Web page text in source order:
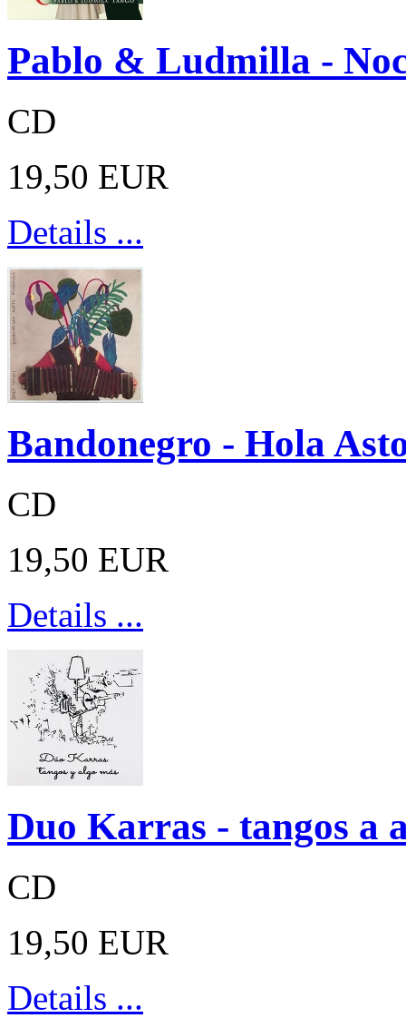
Pablo & Ludmilla -
CD
19,50 EUR
Details ...
Bandonegro - Hola
CD
19,50 EUR
Details ...
Duo Karras - tangos a
CD
19,50 EUR
Details ...